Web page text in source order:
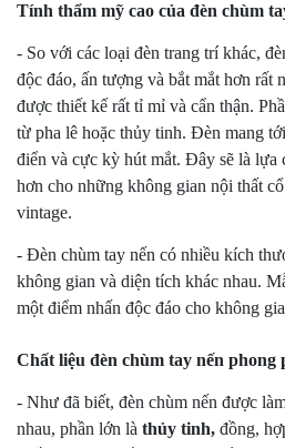
Tính thẩm mỹ cao của đèn chùm
- So với các loại đèn trang trí khác,
độc đáo, ấn tượng và bắt mắt hơn rất
được thiết kế rất tỉ mỉ và cẩn thận.
từ pha lê hoặc thủy tinh. Đèn mang
điển và cực kỳ hút mắt. Đây sẽ là lựa
hơn cho những không gian nội thất
vintage.
- Đèn chùm tay nến có nhiều kích
không gian và diện tích khác nhau.
một điểm nhấn độc đáo cho không
Chất liệu đèn chùm tay nến phong
- Như đã biết, đèn chùm nến được
nhau, phần lớn là thủy tinh, đồng,